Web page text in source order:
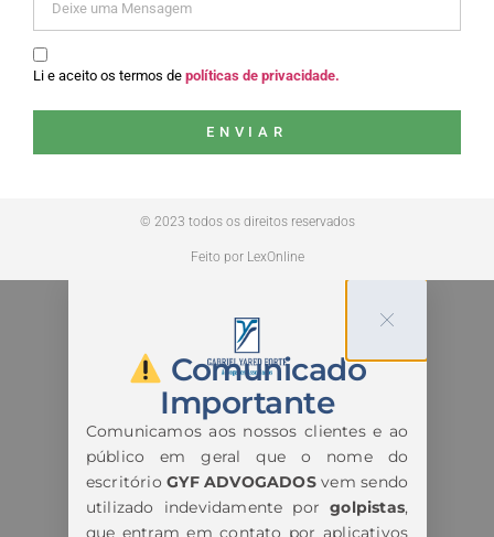
Li e aceito os termos de políticas de privacidade.
ENVIAR
© 2023 todos os direitos reservados
Feito por LexOnline
Comunicado
Importante
Comunicamos aos nossos clientes e ao
público em geral que o nome do
escritório GYF ADVOGADOSvem sendo
utilizado indevidamente por golpistas,
que entram em contato por aplicativos